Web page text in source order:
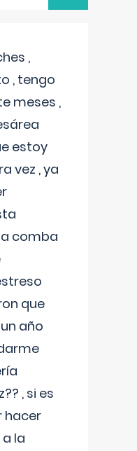
,
, tengo
meses ,
estoy
vez , ya
comba
que
año
, si es
hacer
la